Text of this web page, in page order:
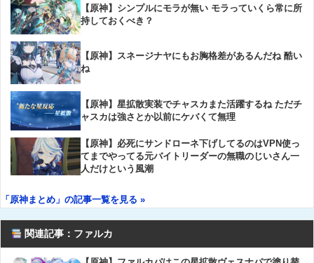
【原神】シンプルにモラが無い モラっていくら常に所
持しておくべき？
【原神】スネージナヤにもお胸格差があるんだね 酷い
ね
【原神】星拡散実装でチャスカまた活躍するね ただチ
ャスカは強さとか以前にケバくて無理
【原神】必死にサンドローネ下げしてるのはVPN使っ
てまでやってる元バイトリーダーの無職のじいさん一
人だけという風潮
「原神まとめ」の記事一覧を見る »
関連記事：ファルカ